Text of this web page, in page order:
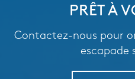
PRÊT À
Contactez-nous pour
escapade